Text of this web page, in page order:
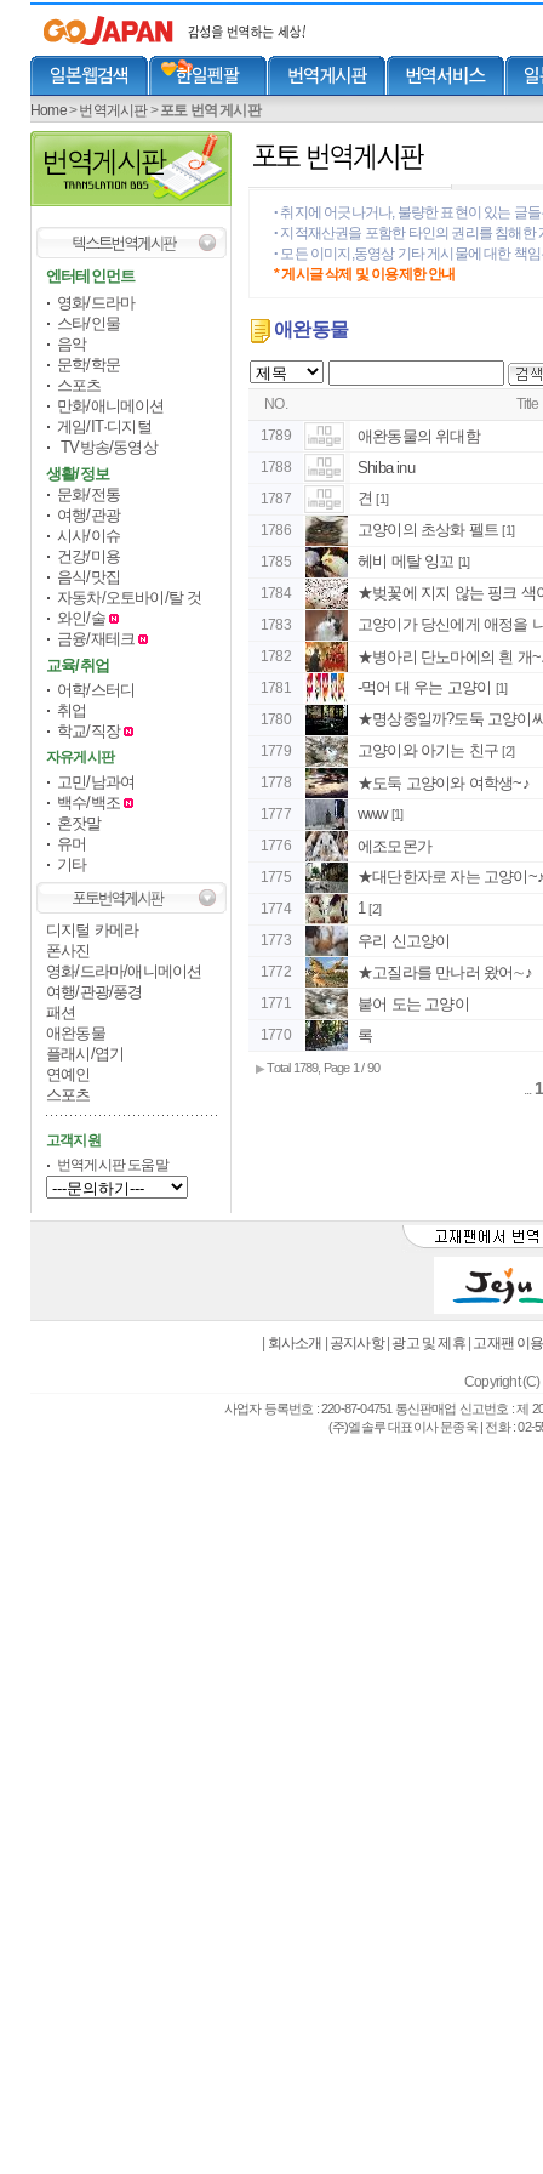
Home>번역게시판>포토 번역 게시판
엔터테인먼트
영화/드라마
스타/인물
음악
문학/학문
스포츠
만화/애니메이션
게임/IT·디지털
TV방송/동영상
생활/정보
문화/전통
여행/관광
시사/이슈
건강/미용
음식/맛집
자동차/오토바이/탈 것
와인/술
금융/재테크
교육/취업
어학/스터디
취업
학교/직장
자유게시판
고민/남과여
백수/백조
혼잣말
유머
기타
디지털 카메라
폰사진
영화/드라마/애니메이션
여행/관광/풍경
패션
애완동물
플래시/엽기
연예인
스포츠
고객지원
번역게시판 도움말
• 취지에 어긋나거나, 불량한 표현이 있는 글
• 지적재산권을 포함한 타인의 권리를 침해한
• 모든 이미지,동영상 기타 게시물에 대한 책
* 게시글 삭제 및 이용제한 안내
애완동물
NO.
Title
1789
애완동물의 위대함
1788 Shiba inu
1787 견 [1]
1786 고양이의 초상화 펠트 [1]
1785 헤비 메탈 잉꼬 [1]
1784 ★벚꽃에 지지 않는 핑크
1783 고양이가 당신에게 애정을
1782 ★병아리 단노마에의 흰 개
1781 -먹어 대 우는 고양이 [1]
1780 ★명상중일까?도둑 고양
1779 고양이와 아기는 친구 [2]
1778 ★도둑 고양이와 여학생~♪
1777 www [1]
1776 에조모몬가
1775 ★대단한자로 자는 고양이
1774 1 [2]
1773 우리 신고양이
1772 ★고질라를 만나러 왔어∼♪
1771 붙어 도는 고양이
1770 록
▶ Total 1789, Page 1 / 90
... 1
회사소개 공지사항| 광고 및 제휴| 고재팬 이
Copyright (C)
사업자 등록번호 : 220-87-04751 통신판매업 신고번호 : 제
(주)엘솔루 대표이사 문종욱 | 전화 : 02-